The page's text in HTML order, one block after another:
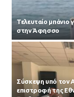
Τελευταίο μπάνιο
στην Άφησσο
Σύσκεψη υπό τον
επιστροφή της